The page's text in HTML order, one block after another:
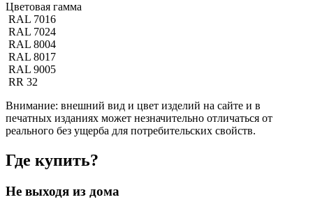
Цветовая гамма
RAL 7016
RAL 7024
RAL 8004
RAL 8017
RAL 9005
RR 32
Внимание: внешний вид и цвет изделий на сайте и в
печатных изданиях может незначительно отличаться от
реального без ущерба для потребительских свойств.
Где купить?
Не выходя из дома